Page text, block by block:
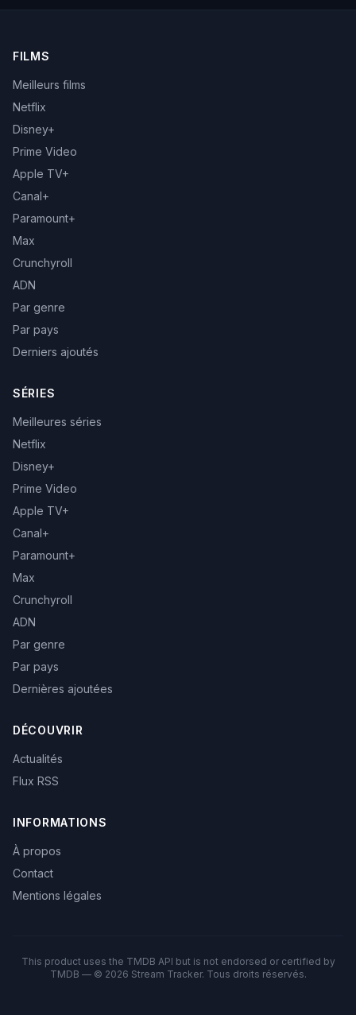
FILMS
Meilleurs films
Netflix
Disney+
Prime Video
Apple TV+
Canal+
Paramount+
Max
Crunchyroll
ADN
Par genre
Par pays
Derniers ajoutés
SÉRIES
Meilleures séries
Netflix
Disney+
Prime Video
Apple TV+
Canal+
Paramount+
Max
Crunchyroll
ADN
Par genre
Par pays
Dernières ajoutées
DÉCOUVRIR
Actualités
Flux RSS
INFORMATIONS
À propos
Contact
Mentions légales
This product uses the TMDB API but is not endorsed or certified by
TMDB — © 2026 Stream Tracker. Tous droits réservés.